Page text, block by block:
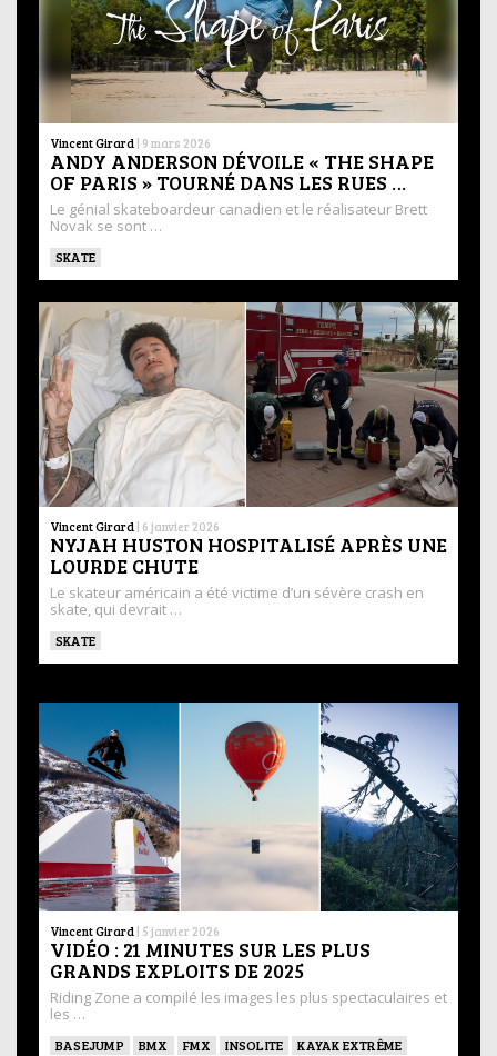
Vincent Girard | 9 mars 2026
ANDY ANDERSON DÉVOILE « THE SHAPE
OF PARIS » TOURNÉ DANS LES RUES …
Le génial skateboardeur canadien et le réalisateur Brett
Novak se sont …
SKATE
Vincent Girard | 6 janvier 2026
NYJAH HUSTON HOSPITALISÉ APRÈS UNE
LOURDE CHUTE
Le skateur américain a été victime d’un sévère crash en
skate, qui devrait …
SKATE
Vincent Girard | 5 janvier 2026
VIDÉO : 21 MINUTES SUR LES PLUS
GRANDS EXPLOITS DE 2025
Riding Zone a compilé les images les plus spectaculaires et
les …
BASEJUMP BMX FMX INSOLITE
KAYAK EXTRÊME